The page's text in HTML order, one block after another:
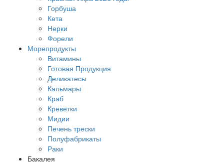
Горбуша
Кета
Нерки
Форели
Морепродукты
Витамины
Готовая Продукция
Деликатесы
Кальмары
Краб
Креветки
Мидии
Печень трески
Полуфабрикаты
Раки
Бакалея